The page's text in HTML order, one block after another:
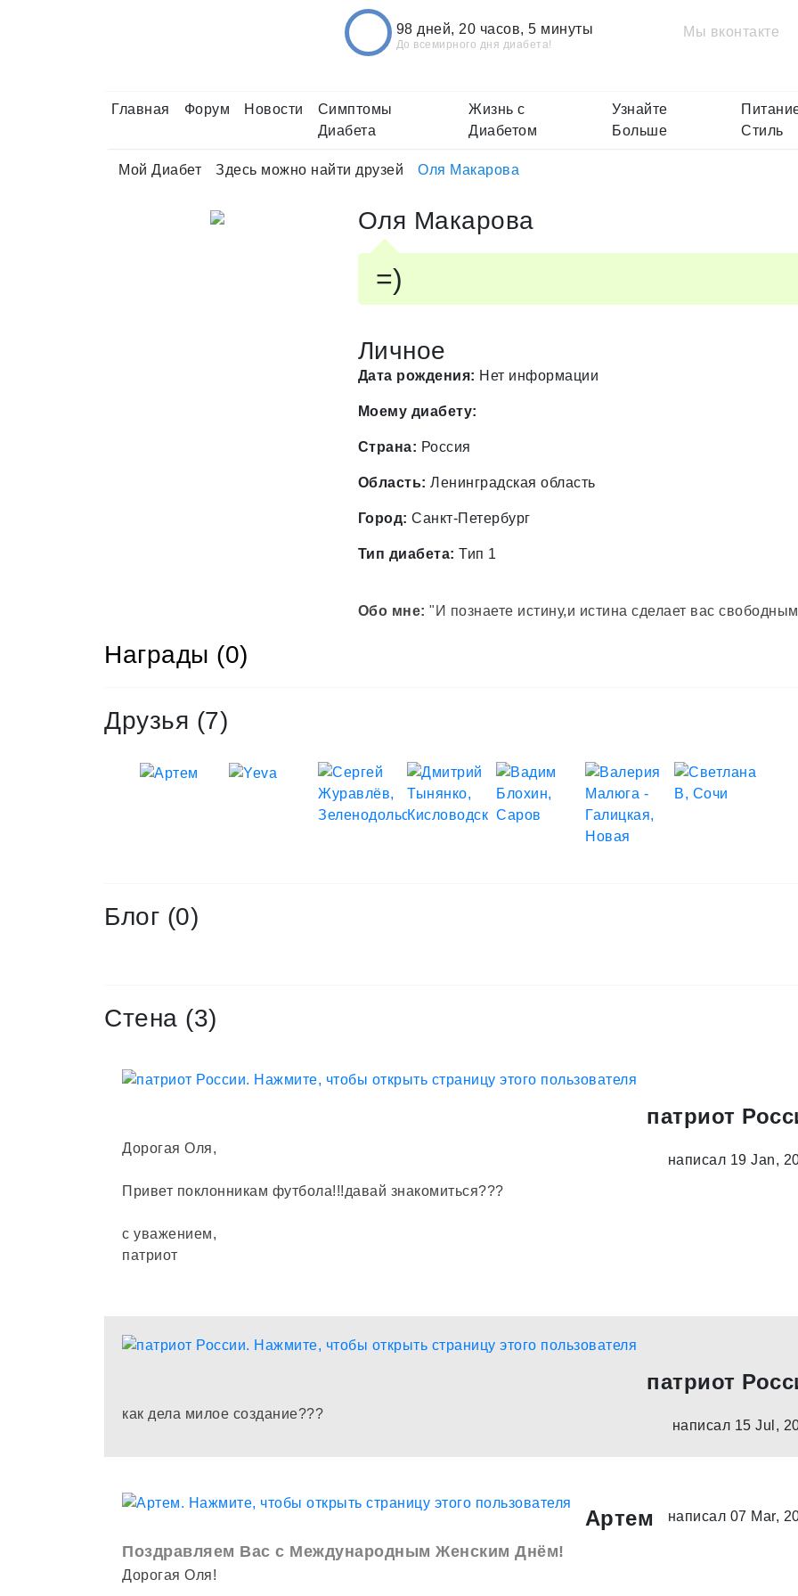
98 дней, 20 часов, 5 минуты
До всемирного дня диабета!
Мы вконтакте
Главная Форум Новости
Симптомы
Диабета
Жизнь с
Диабетом
Узнайте
Больше
Стиль
Мой Диабет Здесь можно найти друзей Оля Макарова
Оля Макарова
=)
Личное
Дата рождения: Нет информации
Моему диабету:
Страна: Россия
Область: Ленинградская область
Город: Санкт-Петербург
Тип диабета: Тип 1
Обо мне: "И познаете истину,и истина сделает вас
Награды (0)
Друзья (7)
Блог (0)
Стена (3)
патриот
написал 19 Jan,
Дорогая Оля,
Привет поклонникам футбола!!!давай знакомиться???
с уважением,
патриот
патриот
написал 15 Jul,
как дела милое создание???
Артем написал 07 Mar,
Поздравляем Вас с Международным Женским Днём!
Дорогая Оля!